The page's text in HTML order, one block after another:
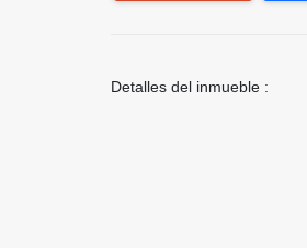
Detalles del inmueble :